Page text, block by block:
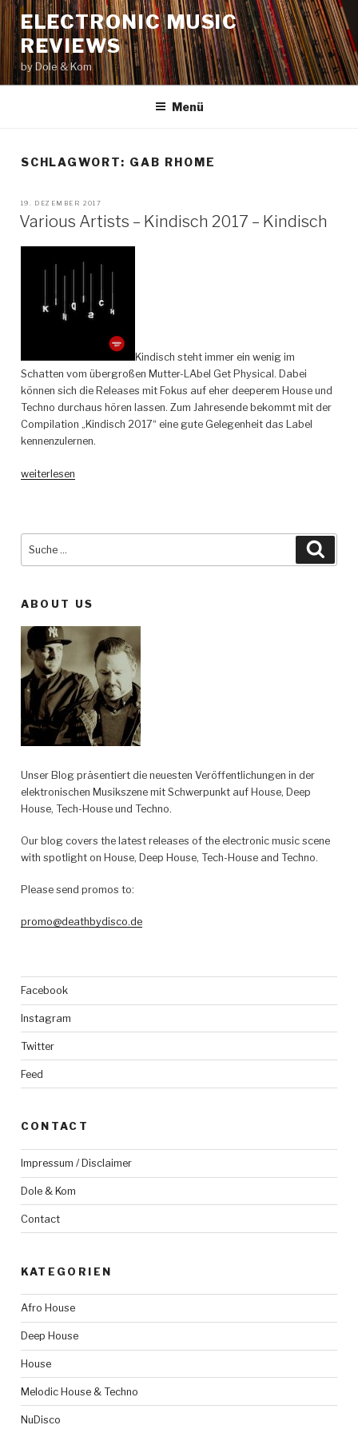
Zum
Inhalt
springen
ELECTRONIC MUSIC
REVIEWS
by Dole & Kom
Menü
SCHLAGWORT: GAB RHOME
VERÖFFENTLICHT
19. DEZEMBER 2017
Various Artists – Kindisch 2017 – Kindisch
Kindisch steht immer ein wenig im
Schatten vom übergroßen Mutter-LAbel Get Physical. Dabei
können sich die Releases mit Fokus auf eher deeperem House und
Techno durchaus hören lassen. Zum Jahresende bekommt mit der
Compilation „Kindisch 2017“ eine gute Gelegenheit das Label
kennenzulernen.
„Various
weiterlesen
ABOUT US
Unser Blog präsentiert die neuesten Veröffentlichungen in der
elektronischen Musikszene mit Schwerpunkt auf House, Deep
House, Tech-House und Techno.
Our blog covers the latest releases of the electronic music scene
with spotlight on House, Deep House, Tech-House and Techno.
Please send promos to:
promo@deathbydisco.de
Facebook
Instagram
Twitter
Feed
CONTACT
Impressum / Disclaimer
Dole & Kom
Contact
KATEGORIEN
Afro House
Deep House
House
Melodic House & Techno
NuDisco